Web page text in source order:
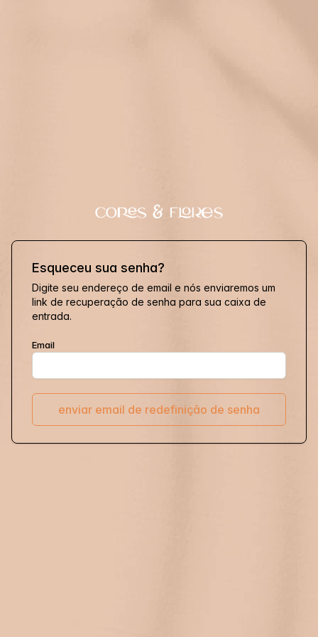
Esqueceu sua senha?
Digite seu endereço de email e nós enviaremos um
link de recuperação de senha para sua caixa de
entrada.
Email